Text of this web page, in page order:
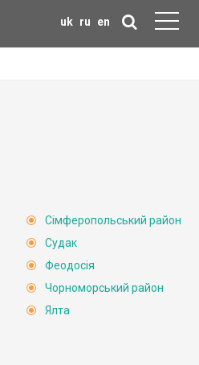
uk ru en
Сімферопольський район
Судак
Феодосія
Чорноморський район
Ялта